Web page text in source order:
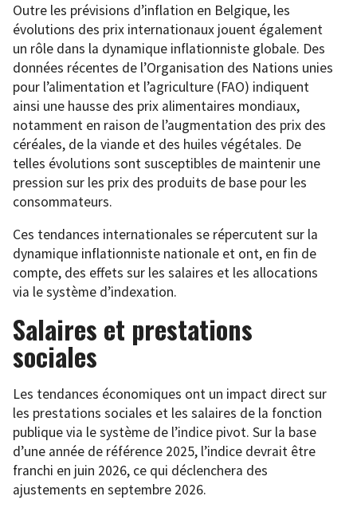
Outre les prévisions d’inflation en Belgique, les
évolutions des prix internationaux jouent également
un rôle dans la dynamique inflationniste globale. Des
données récentes de l’Organisation des Nations unies
pour l’alimentation et l’agriculture (FAO) indiquent
ainsi une hausse des prix alimentaires mondiaux,
notamment en raison de l’augmentation des prix des
céréales, de la viande et des huiles végétales. De
telles évolutions sont susceptibles de maintenir une
pression sur les prix des produits de base pour les
consommateurs.
Ces tendances internationales se répercutent sur la
dynamique inflationniste nationale et ont, en fin de
compte, des effets sur les salaires et les allocations
via le système d’indexation.
Salaires et prestations
sociales
Les tendances économiques ont un impact direct sur
les prestations sociales et les salaires de la fonction
publique via le système de l’indice pivot. Sur la base
d’une année de référence 2025, l’indice devrait être
franchi en juin 2026, ce qui déclenchera des
ajustements en septembre 2026.